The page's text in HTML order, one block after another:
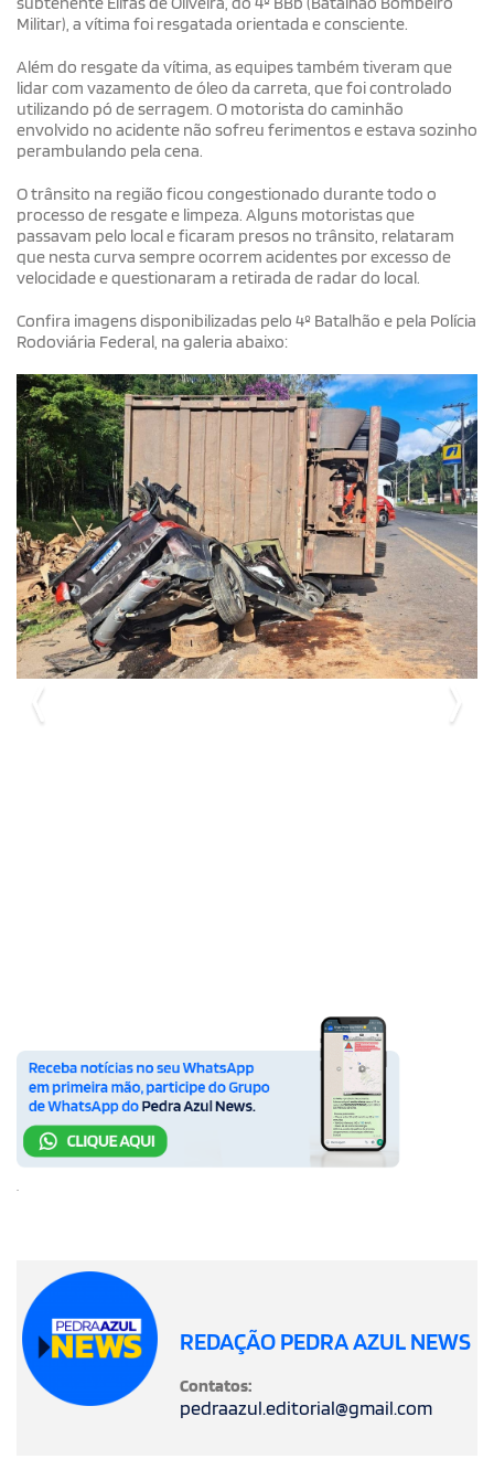
Militar), a vítima foi resgatada orientada e consciente.
Além do resgate da vítima, as equipes também tiveram que
lidar com vazamento de óleo da carreta, que foi controlado
utilizando pó de serragem. O motorista do caminhão
envolvido no acidente não sofreu ferimentos e estava sozinho
perambulando pela cena.
O trânsito na região ficou congestionado durante todo o
processo de resgate e limpeza. Alguns motoristas que
passavam pelo local e ficaram presos no trânsito, relataram
que nesta curva sempre ocorrem acidentes por excesso de
velocidade e questionaram a retirada de radar do local.
Confira imagens disponibilizadas pelo 4º Batalhão e pela Polícia
Rodoviária Federal, na galeria abaixo:
REDAÇÃO PEDRA AZUL NEWS
Contatos:
pedraazul.editorial@gmail.com